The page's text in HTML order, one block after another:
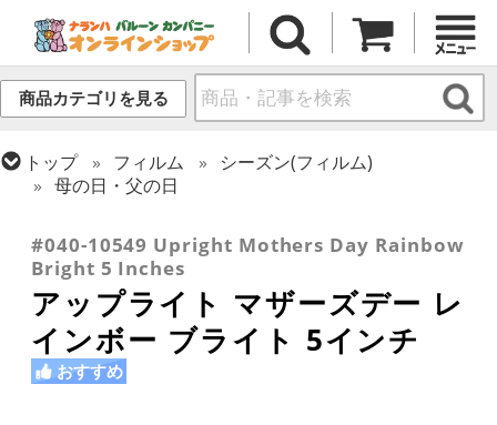
商品カテゴリを見る
トップ フィルム
シーズン(フィルム)
母の日・父の日
#040-10549 Upright Mothers Day Rainbow
Bright 5 Inches
アップライト マザーズデー レ
インボー ブライト 5インチ
おすすめ